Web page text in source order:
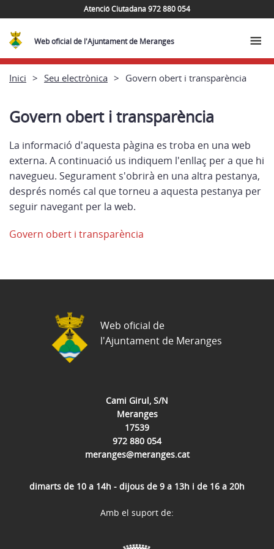
Atenció Ciutadana 972 880 054
Web oficial de l'Ajuntament de Meranges
Inici Seu electrònica Govern obert i transparència
Govern obert i transparència
La informació d'aquesta pàgina es troba en una web
externa. A continuació us indiquem l'enllaç per a que hi
navegueu. Segurament s'obrirà en una altra pestanya,
després només cal que torneu a aquesta pestanya per
seguir navegant per la web.
Govern obert i transparència
Cami Girul, S/N
Meranges
17539
972 880 054
meranges@meranges.cat
dimarts de 10 a 14h - dijous de 9 a 13h i de 16 a 20h
Web oficial de
l'Ajuntament de Meranges
Amb el suport de: